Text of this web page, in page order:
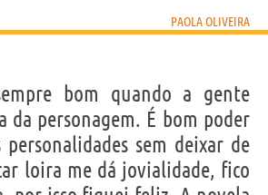
PAOLA OLIVEIRA
bom quando a gente
da personagem. É bom poder
sem deixar de
loira me dá jovialidade, fico